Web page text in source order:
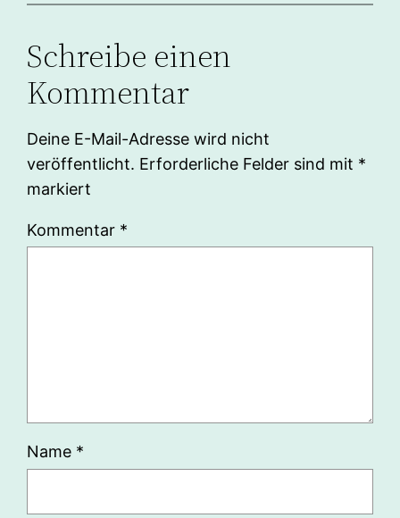
Schreibe einen
Kommentar
Deine E-Mail-Adresse wird nicht
veröffentlicht. Erforderliche Felder sind mit *
markiert
Kommentar *
Name *